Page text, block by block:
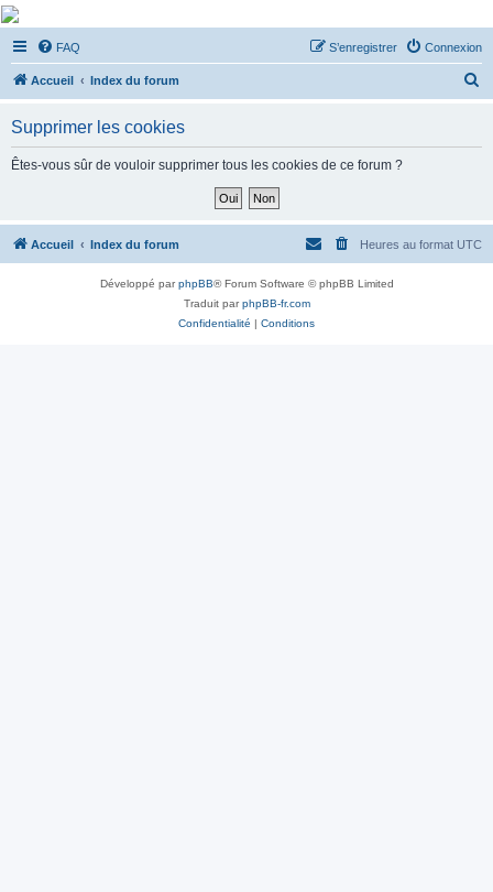
De Musicae Militari -
Forums
Forums de discussions
FAQ Connexion
S’enregistrer
Accueil Index du forum
h
Supprimer les cookies
Êtes-vous sûr de vouloir supprimer tous les cookies de ce forum ?
Accueil Index du forum Heures au format UTC
Développé parphpBB® Forum Software © phpBB Limited
Traduit parphpBB-fr.com
Confidentialité | Conditions